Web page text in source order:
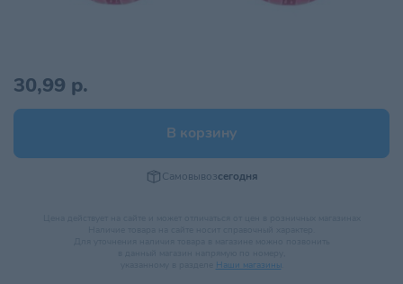
30,99 р.
В корзину
Самовывозсегодня
Наши магазины.